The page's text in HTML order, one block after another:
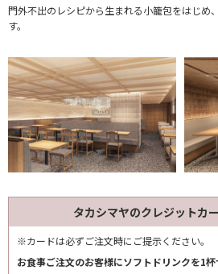
門外不出のレシピから生まれる小籠包をはじめ
す。
タカシマヤのクレジットカ
※カードは必ずご注文時にご提示ください。
お食事ご注文のお客様にソフトドリンクを1杯